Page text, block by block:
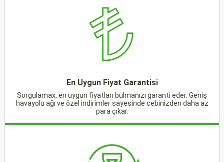
En Uygun Fiyat Garantisi
Sorgulamax, en uygun fiyatları bulmanızı garanti eder. Geniş
havayolu ağı ve özel indirimler sayesinde cebinizden daha az
para çıkar.